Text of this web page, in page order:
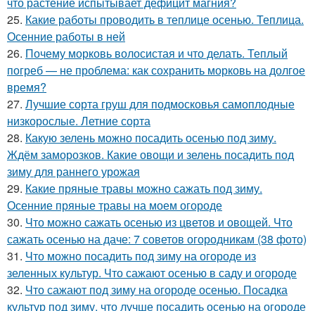
25. Какие работы проводить в теплице осенью. Теплица.
Осенние работы в ней
26. Почему морковь волосистая и что делать. Теплый
погреб — не проблема: как сохранить морковь на долгое
время?
27. Лучшие сорта груш для подмосковья самоплодные
низкорослые. Летние сорта
28. Какую зелень можно посадить осенью под зиму.
Ждём заморозков. Какие овощи и зелень посадить под
зиму для раннего урожая
29. Какие пряные травы можно сажать под зиму.
Осенние пряные травы на моем огороде
30. Что можно сажать осенью из цветов и овощей. Что
сажать осенью на даче: 7 советов огородникам (38 фото)
31. Что можно посадить под зиму на огороде из
зеленных культур. Что сажают осенью в саду и огороде
32. Что сажают под зиму на огороде осенью. Посадка
культур под зиму, что лучше посадить осенью на огороде